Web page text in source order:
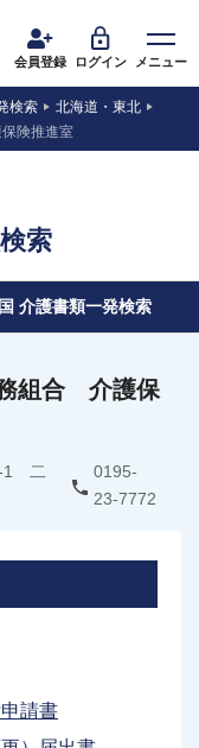
会員登録 ログイン メニュー
検索
北海道・東北
険推進室
索
介護書類一発検索
組合 介護保
1 二
0195-
23-7772
請書